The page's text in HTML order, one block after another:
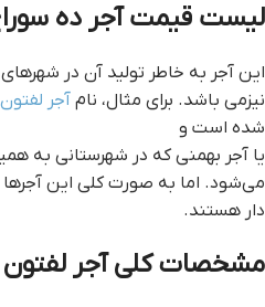
ليست قيمت آجر ده
این آجر به خاطر تولید آن در
نیزمی باشد. برای مثال، نام آجر لفتون
شده است و
یا آجر بهمنی که در شهرستانی به
می‌شود. اما به صورت کلی این
دار هستند.
مشخصات کلی آجر لفتون